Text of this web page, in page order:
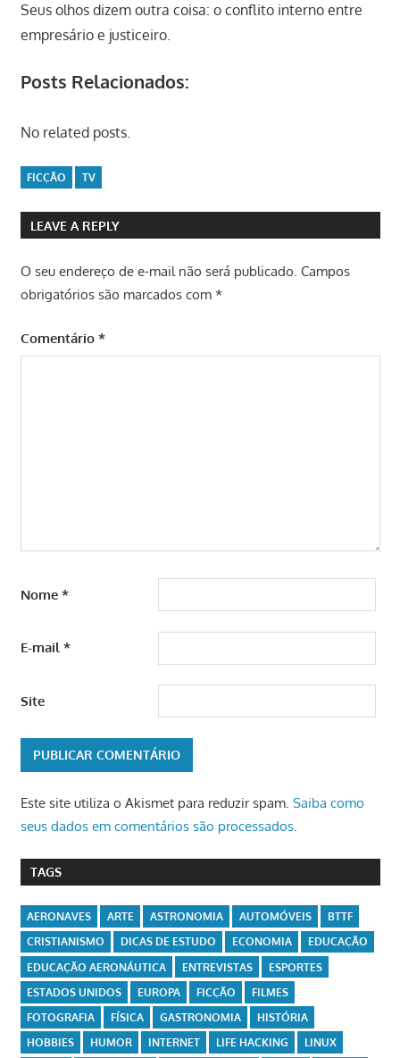
Seus olhos dizem outra coisa: o conflito interno entre
empresário e justiceiro.
Posts Relacionados:
No related posts.
FICÇÃO TV
LEAVE A REPLY
O seu endereço de e-mail não será publicado. Campos
obrigatórios são marcados com *
Comentário *
Nome *
E-mail*
Site
Este site utiliza o Akismet para reduzir spam. Saiba como
seus dados em comentários são processados.
TAGS
AERONAVES ARTE ASTRONOMIA AUTOMÓVEIS
BTTF
CRISTIANISMO
DICAS DE ESTUDO ECONOMIA
EDUCAÇÃO
EDUCAÇÃO AERONÁUTICA
ENTREVISTAS
ESPORTES
ESTADOS UNIDOS
EUROPA FICÇÃO
FILMES
FOTOGRAFIA
FÍSICA GASTRONOMIA
HISTÓRIA
HOBBIES
HUMOR INTERNET LIFE HACKING
LINUX